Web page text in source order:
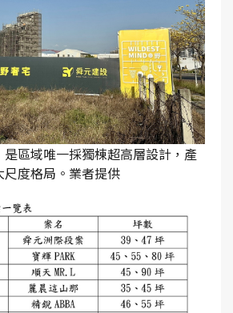
是區域唯一採獨棟超高層設計，產
度格局。業者提供